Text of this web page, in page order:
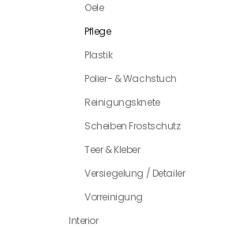
Oele
Pflege
Plastik
Polier- & Wachstuch
Reinigungsknete
Scheiben Frostschutz
Teer & Kleber
Versiegelung / Detailer
Vorreinigung
Interior